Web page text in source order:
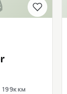
199к км